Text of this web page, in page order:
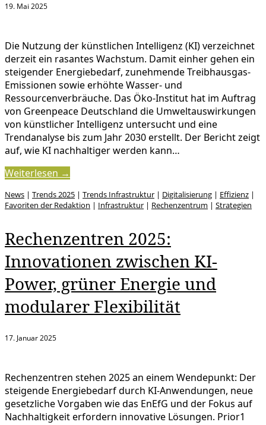
19. Mai 2025
Die Nutzung der künstlichen Intelligenz (KI) verzeichnet
derzeit ein rasantes Wachstum. Damit einher gehen ein
steigender Energiebedarf, zunehmende Treibhausgas-
Emissionen sowie erhöhte Wasser- und
Ressourcenverbräuche. Das Öko-Institut hat im Auftrag
von Greenpeace Deutschland die Umweltauswirkungen
von künstlicher Intelligenz untersucht und eine
Trendanalyse bis zum Jahr 2030 erstellt. Der Bericht zeigt
auf, wie KI nachhaltiger werden kann…
Weiterlesen →
News | Trends 2025 | Trends Infrastruktur | Digitalisierung | Effizienz |
Favoriten der Redaktion | Infrastruktur | Rechenzentrum | Strategien
Rechenzentren 2025:
Innovationen zwischen KI-
Power, grüner Energie und
modularer Flexibilität
17. Januar 2025
Rechenzentren stehen 2025 an einem Wendepunkt: Der
steigende Energiebedarf durch KI-Anwendungen, neue
gesetzliche Vorgaben wie das EnEfG und der Fokus auf
Nachhaltigkeit erfordern innovative Lösungen. Prior1